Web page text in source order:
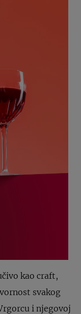
kao craft,
svakog
i njegovoj